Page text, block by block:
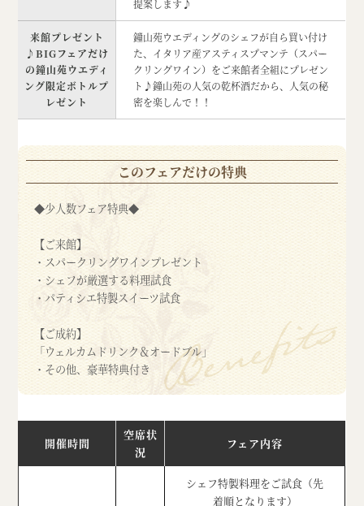
提案します♪
来館プレゼント
♪BIGフェアだけ
の鐘山苑ウエディ
ング限定ボトルプ
レゼント
鐘山苑ウエディングのシェフが自ら買い付け
た、イタリア産アスティスプマンテ（スパー
クリングワイン）をご来館者全組にプレゼン
ト♪鐘山苑の人気の乾杯酒だから、人気の秘
密を楽しんで！！
このフェアだけの特典
◆少人数フェア特典◆
【ご来館】
・スパークリングワインプレゼント
・シェフが厳選する料理試食
・パティシエ特製スイーツ試食
【ご成約】
「ウェルカムドリンク＆オードブル」
・その他、豪華特典付き
開催時間
空席状
況
フェア内容
シェフ特製料理をご試食（先
着順となります）